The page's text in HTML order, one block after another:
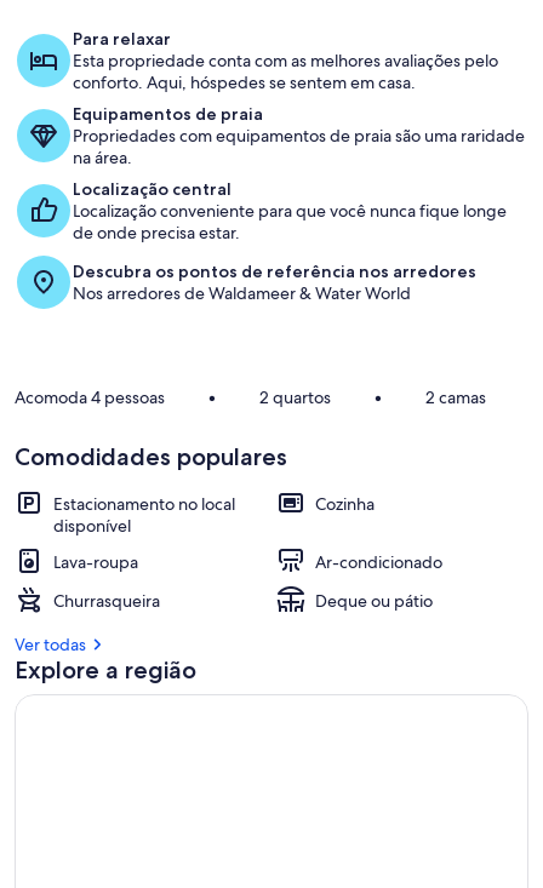
Área de estar
Para relaxar
Esta propriedade conta com as melhores avaliações pelo
conforto. Aqui, hóspedes se sentem em casa.
Equipamentos de praia
Propriedades com equipamentos de praia são uma raridade
na área.
Localização central
Localização conveniente para que você nunca fique longe
de onde precisa estar.
Descubra os pontos de referência nos arredores
Nos arredores de Waldameer & Water World
Acomoda 4 pessoas • 2 quartos • 2 camas
Comodidades populares
Estacionamento no local
disponível
Cozinha
Lava-roupa
Ar-condicionado
Churrasqueira
Deque ou pátio
Ver todas
Explore a região